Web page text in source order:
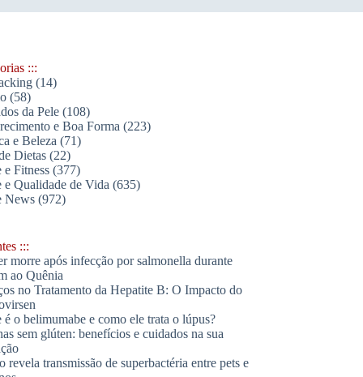
:::
(14)
(58)
da Pele(108)
e Boa Forma (223)
e Beleza (71)
Dietas(22)
e Fitness(377)
e Qualidade de Vida (635)
News(972)
:::
morre após infecção por salmonella durante
ao Quênia
no Tratamento da Hepatite B: O Impacto do
é o belimumabe e como ele trata o lúpus?
sem glúten: benefícios e cuidados na sua
revela transmissão de superbactéria entre pets e